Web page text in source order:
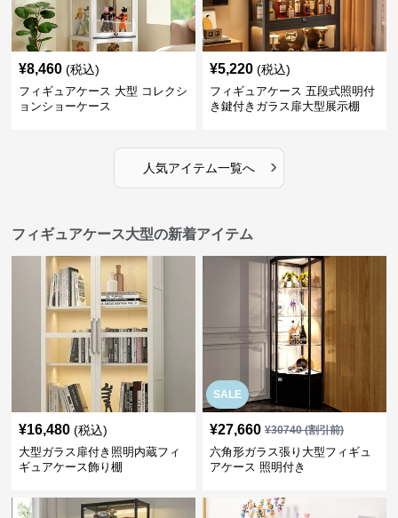
¥8,460 (税込)
フィギュアケース 大型 コレクシ
ョンショーケース
¥5,220 (税込)
フィギュアケース 五段式照明付
き鍵付きガラス扉大型展示棚
人気アイテム一覧へ ›
フィギュアケース大型の新着アイテム
¥16,480 (税込)
大型ガラス扉付き照明内蔵フィ
ギュアケース飾り棚
SALE
¥27,660 ¥30740(割引前)
六角形ガラス張り大型フィギュ
アケース 照明付き